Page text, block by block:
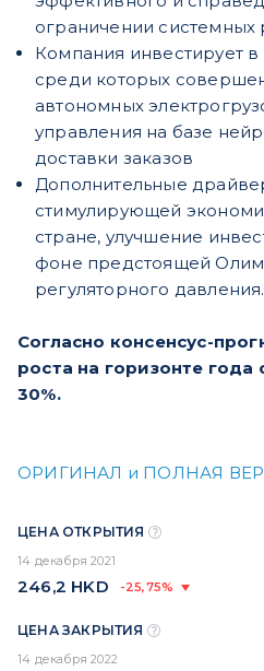
ограничении системных
Компания инвестирует
среди которых
автономных
управления на базе
доставки заказов
Дополнительные
стимулирующей
стране, улучшение
фоне предстоящей
регуляторного давления.
Согласно консенсус-
роста на горизонте года
30%.
ОРИГИНАЛ и ПОЛНАЯ
ЦЕНА ОТКРЫТИЯ
14 декабря 2021
246,2 HKD -25,75%
ЦЕНА ЗАКРЫТИЯ
14 декабря 2022